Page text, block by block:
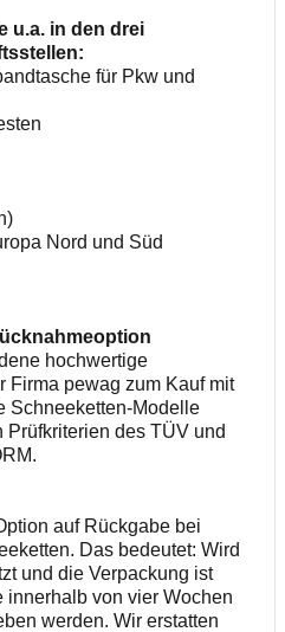
u.a. in den drei
für Pkw und
Nord und Süd
hochwertige
Firma pewag zum Kauf mit
Schneeketten-Modelle
des TÜV und
auf Rückgabe bei
Das bedeutet: Wird
und die Verpackung ist
innerhalb von vier Wochen
werden. Wir erstatten